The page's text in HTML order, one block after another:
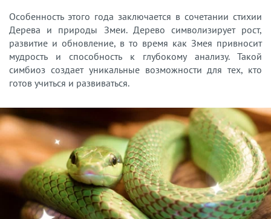
Особенность этого года заключается в сочетании стихии
Дерева и природы Змеи. Дерево символизирует рост,
развитие и обновление, в то время как Змея привносит
мудрость и способность к глубокому анализу. Такой
симбиоз создает уникальные возможности для тех, кто
готов учиться и развиваться.